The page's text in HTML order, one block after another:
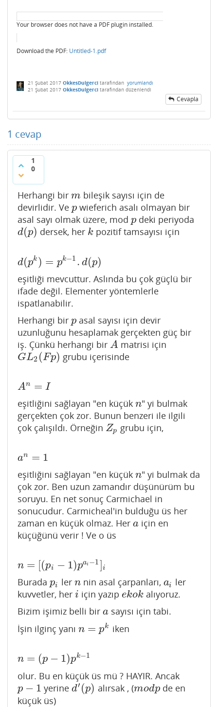
Your browser does not have a PDF plugin installed.
Download the PDF: Untitled-1.pdf
21 Şubat 2017 OkkesDulgerci tarafından yorumlandı
21 Şubat 2017 OkkesDulgerci tarafından düzenlendi
Cevapla
1 cevap
1
0
Herhangi bir m
m bileşik sayısı için de
devirlidir. Ve p
p wieferich asalı olmayan bir
asal sayı olmak üzere, mod p
p deki periyoda
d(p)
d(p) dersek, her k
k pozitif tamsayısı için
d(pk ) = pk−1 . d(p)
d(pk)= pk− 1.d(p)
eşitliği mevcuttur. Aslında bu çok güçlü bir
ifade değil. Elementer yöntemlerle
ispatlanabilir.
Herhangi bir p
p asal sayısı için devir
uzunluğunu hesaplamak gerçekten güç bir
iş. Çünkü herhangi bir A
A matrisi için
GL2 (Fp)
GL2(Fp) grubu içerisinde
An = I
An= I
eşitliğini sağlayan "en küçük n
n" yi bulmak
gerçekten çok zor. Bunun benzeri ile ilgili
çok çalışıldı. Örneğin Zp
Zp grubu için,
an = 1
an =1
eşitliğini sağlayan "en küçük n
n" yi bulmak da
çok zor. Ben uzun zamandır düşünürüm bu
soruyu. En net sonuç Carmichael in
sonucudur. Carmicheal'in bulduğu üs her
zaman en küçük olmaz. Her a
a için en
küçüğünü verir ! Ve o üs
n = [(pi − 1)pai −1]i
n=[(p −1)pai −1]i
Burada pi
pi ler n
nnin asal çarpanları, ai
ai ler
kuvvetler, her i
i için yazıp ekok
ekok alıyoruz.
Bizim işimiz belli bir a
a sayısı için tabi.
İşin ilginç yanı n = pk
n=pk iken
n = (p − 1)pk−1
n=(p −1) pk−1
olur. Bu en küçük üs mü ? HAYIR. Ancak
p − 1
p −1 yerined′ (p)
d′(p) alırsak , (modp
modpde en
küçük üs)